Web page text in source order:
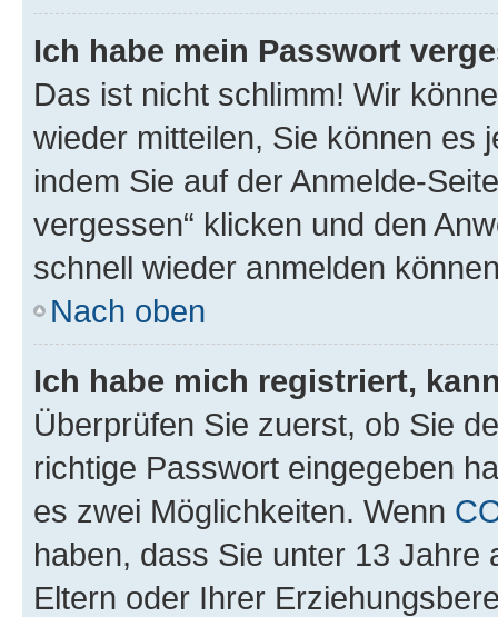
Ich habe mein Passwort
Das ist nicht schlimm! Wir
wieder mitteilen, Sie können es
indem Sie auf der Anmelde-
vergessen“ klicken und den
schnell wieder anmelden
Nach oben
Ich habe mich registriert,
Überprüfen Sie zuerst, ob Sie
richtige Passwort eingegeben
es zwei Möglichkeiten. Wenn
haben, dass Sie unter 13 Jahre
Eltern oder Ihrer